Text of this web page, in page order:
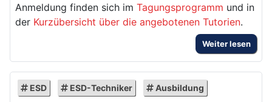
Anmeldung finden sich im Tagungsprogramm und in
der Kurzübersicht über die angebotenen Tutorien.
Weiter lesen
ESD ESD-Techniker Ausbildung